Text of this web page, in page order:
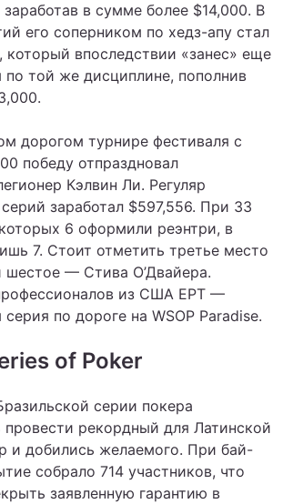
в сумме более $14,000. В
его соперником по хедз-апу стал
впоследствии «занес» еще
по той же дисциплине, пополнив
дорогом турнире фестиваля с
победу отпраздновал
Кэлвин Ли. Регуляр
заработал $597,556. При 33
6 оформили реэнтри, в
7. Стоит отметить третье место
шестое — Стива О’Двайера.
из США EPT —
по дороге на WSOP Paradise.
of Poker
серии покера
провести рекордный для Латинской
и добились желаемого. При бай-
собрало 714 участников, что
заявленную гарантию в